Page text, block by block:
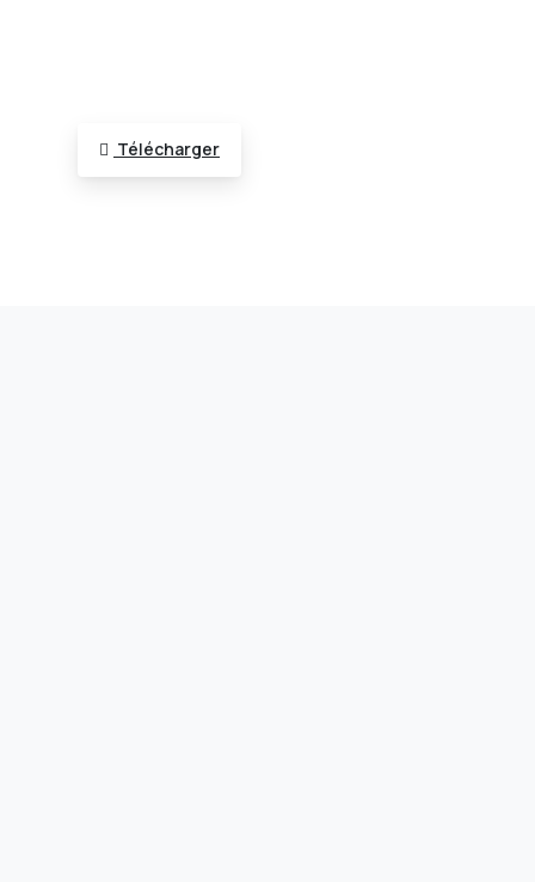
Télécharger